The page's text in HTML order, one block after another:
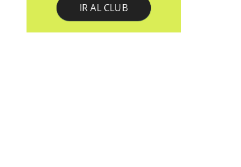
IR AL CLUB